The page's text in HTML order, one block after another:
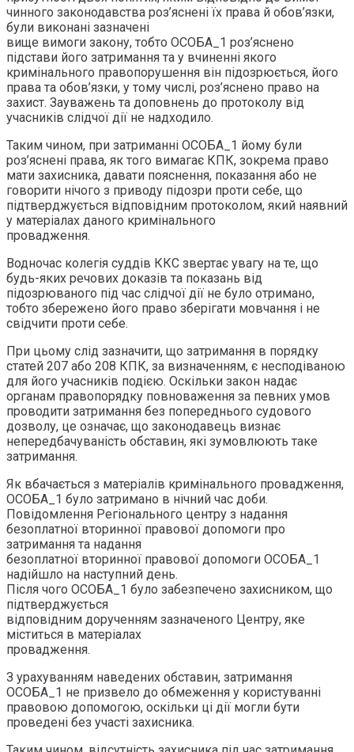
чинного законодавства роз’яснені їх права й обов’язки,
були виконані зазначені
вище вимоги закону, тобто ОСОБА_1 роз’яснено
підстави його затримання та у вчиненні якого
кримінального правопорушення він підозрюється, його
права та обов’язки, у тому числі, роз’яснено право на
захист. Зауважень та доповнень до протоколу від
учасників слідчої дії не надходило.
Таким чином, при затриманні ОСОБА_1 йому були
роз’яснені права, як того вимагає КПК, зокрема право
мати захисника, давати пояснення, показання або не
говорити нічого з приводу підозри проти себе, що
підтверджується відповідним протоколом, який наявний
у матеріалах даного кримінального
провадження.
Водночас колегія суддів ККС звертає увагу на те, що
будь-яких речових доказів та показань від
підозрюваного під час слідчої дії не було отримано,
тобто збережено його право зберігати мовчання і не
свідчити проти себе.
При цьому слід зазначити, що затримання в порядку
статей 207 або 208 КПК, за визначенням, є несподіваною
для його учасників подією. Оскільки закон надає
органам правопорядку повноваження за певних умов
проводити затримання без попереднього судового
дозволу, це означає, що законодавець визнає
непередбачуваність обставин, які зумовлюють таке
затримання.
Як вбачається з матеріалів кримінального провадження,
ОСОБА_1 було затримано в нічний час доби.
Повідомлення Регіонального центру з надання
безоплатної вторинної правової допомоги про
затримання та надання
безоплатної вторинної правової допомоги ОСОБА_1
надійшло на наступний день.
Після чого ОСОБА_1 було забезпечено захисником, що
підтверджується
відповідним дорученням зазначеного Центру, яке
міститься в матеріалах
провадження.
З урахуванням наведених обставин, затримання
ОСОБА_1 не призвело до обмеження у користуванні
правовою допомогою, оскільки ці дії могли бути
проведені без участі захисника.